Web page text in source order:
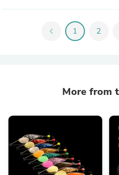
chevron_left 1 2
More from